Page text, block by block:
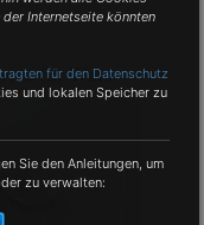
für Wain
Internetseite könnten
für den Datenschutz
und lokalen Speicher zu
Sie den Anleitungen, um
zu verwalten: